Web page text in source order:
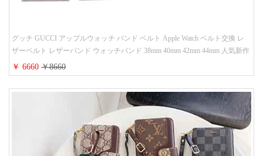
グッチ GUCCI アップルウォッチ バンド ベルト Apple Watch ベルト交換 レ
ザーベルト レザーバンド ウォッチバンド 38mm 40mm 42mm 44mm 人気新作
￥ 6660￥8660